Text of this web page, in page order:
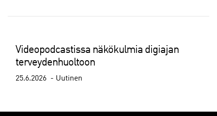
Videopodcastissa näkökulmia digiajan
terveydenhuoltoon
25.6.2026 Uutinen